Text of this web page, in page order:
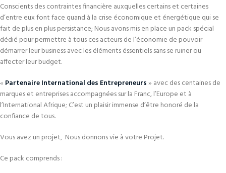
Conscients des contraintes financière auxquelles certains et certaines
d’entre eux font face quand à la crise économique et énergétique qui se
fait de plus en plus persistance; Nous avons mis en place un pack spécial
dédié pour permettre à tous ces acteurs de l’économie de pouvoir
démarrer leur business avec les éléments éssentiels sans se ruiner ou
affecter leur budget.
« Partenaire International des Entrepreneurs» avec des centaines de
marques et entreprises accompagnées sur la Franc, l’Europe et à
l’International Afrique; C’est un plaisir immense d’être honoré de la
confiance de tous.
Vous avez un projet, Nous donnons vie à votre Projet.
Ce pack comprends :